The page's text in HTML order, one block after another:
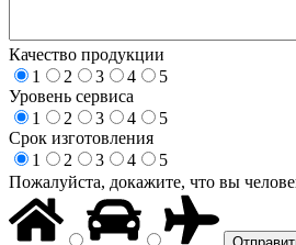
Качество продукции
1
2 3 4
5
Уровень сервиса
1
2 3 4
5
Срок изготовления
1
2 3 4
5
Пожалуйста, докажите, что вы